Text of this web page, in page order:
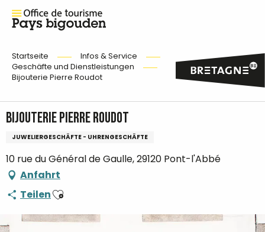
Startseite
Infos & Service
Geschäfte und Dienstleistungen
Bijouterie Pierre Roudot
Bijouterie Pierre Roudot
JUWELIERGESCHÄFTE - UHRENGESCHÄFTE
10 rue du Général de Gaulle, 29120 Pont-l'Abbé
Anfahrt
TeilenAjouter aux favoris